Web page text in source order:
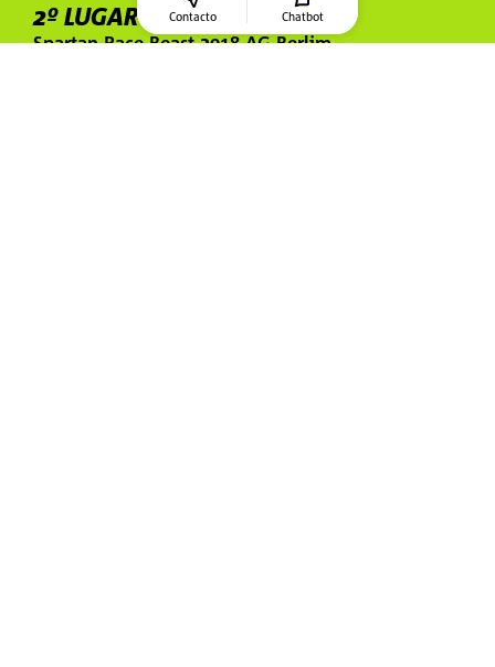
2º LUGAR
Spartan Race Beast 2018 AG Berlim
Contacto Chatbot